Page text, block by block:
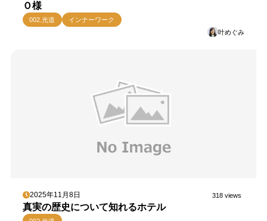
Ｏ様
002.光道
インナーワーク
叶めぐみ
2025年11月8日 318 views
真実の歴史について知れるホテル